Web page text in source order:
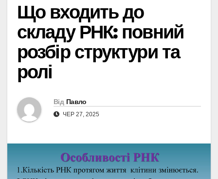
Що входить до
складу РНК: повний
розбір структури та
ролі
Від Павло
ЧЕР 27, 2025